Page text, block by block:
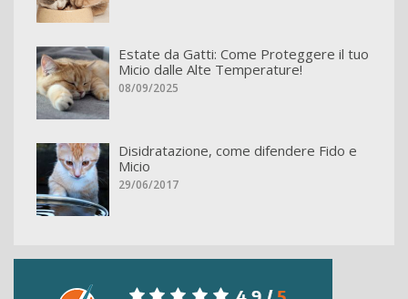
Estate da Gatti: Come Proteggere il tuo
Micio dalle Alte Temperature!
08/09/2025
Disidratazione, come difendere Fido e
Micio
29/06/2017